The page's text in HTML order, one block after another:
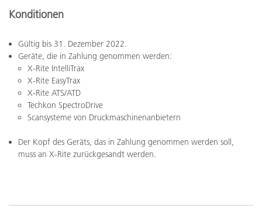
Konditionen
Gültig bis 31. Dezember 2022.
Geräte, die in Zahlung genommen werden:
X-Rite IntelliTrax
X-Rite EasyTrax
X-Rite ATS/ATD
Techkon SpectroDrive
Scansysteme von Druckmaschinenanbietern
Der Kopf des Geräts, das in Zahlung genommen werden soll,
muss an X-Rite zurückgesandt werden.